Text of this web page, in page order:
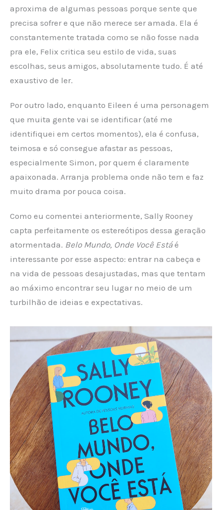
aproxima de algumas pessoas porque sente que
precisa sofrer e que não merece ser amada. Ela é
constantemente tratada como se não fosse nada
pra ele, Felix critica seu estilo de vida, suas
escolhas, seus amigos, absolutamente tudo. É até
exaustivo de ler.
Por outro lado, enquanto Eileen é uma personagem
que muita gente vai se identificar (até me
identifiquei em certos momentos), ela é confusa,
teimosa e só consegue afastar as pessoas,
especialmente Simon, por quem é claramente
apaixonada. Arranja problema onde não tem e faz
muito drama por pouca coisa.
Como eu comentei anteriormente, Sally Rooney
capta perfeitamente os estereótipos dessa geração
atormentada. Belo Mundo, Onde Você Estáé
interessante por esse aspecto: entrar na cabeça e
na vida de pessoas desajustadas, mas que tentam
ao máximo encontrar seu lugar no meio de um
turbilhão de ideias e expectativas.